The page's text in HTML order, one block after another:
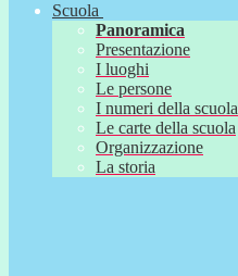
Scuola
Panoramica
Presentazione
I luoghi
Le persone
I numeri della scuola
Le carte della scuola
Organizzazione
La storia